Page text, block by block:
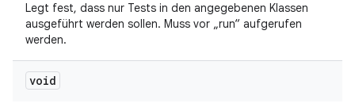
Legt fest, dass nur Tests in den angegebenen Klassen
ausgeführt werden sollen. Muss vor „run“ aufgerufen
werden.
void